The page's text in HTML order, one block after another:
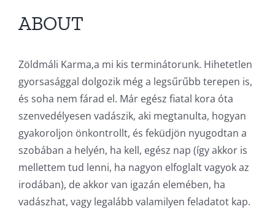
ABOUT
Zöldmáli Karma,a mi kis terminátorunk. Hihetetlen
gyorsasággal dolgozik még a legsűrűbb terepen is,
és soha nem fárad el. Már egész fiatal kora óta
szenvedélyesen vadászik, aki megtanulta, hogyan
gyakoroljon önkontrollt, és feküdjön nyugodtan a
szobában a helyén, ha kell, egész nap (így akkor is
mellettem tud lenni, ha nagyon elfoglalt vagyok az
irodában), de akkor van igazán elemében, ha
vadászhat, vagy legalább valamilyen feladatot kap.